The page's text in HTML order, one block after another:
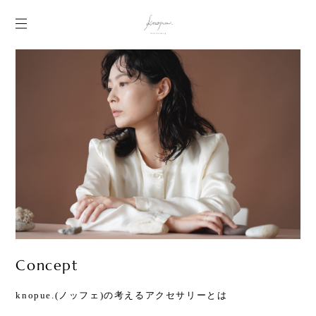
Concept
knopue.(ノッフェ)の考えるアクセサリーとは